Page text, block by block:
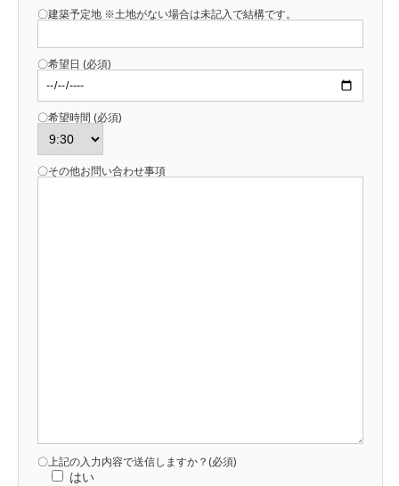
〇建築予定地 ※土地がない場合は未記入で結構です。
〇希望日 (必須)
〇希望時間 (必須)
〇その他お問い合わせ事項
〇上記の入力内容で送信しますか？(必須)
はい